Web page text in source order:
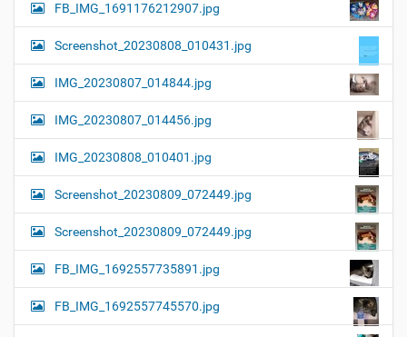
FB_IMG_1691176212907.jpg
Screenshot_20230808_010431.jpg
IMG_20230807_014844.jpg
IMG_20230807_014456.jpg
IMG_20230808_010401.jpg
Screenshot_20230809_072449.jpg
Screenshot_20230809_072449.jpg
FB_IMG_1692557735891.jpg
FB_IMG_1692557745570.jpg